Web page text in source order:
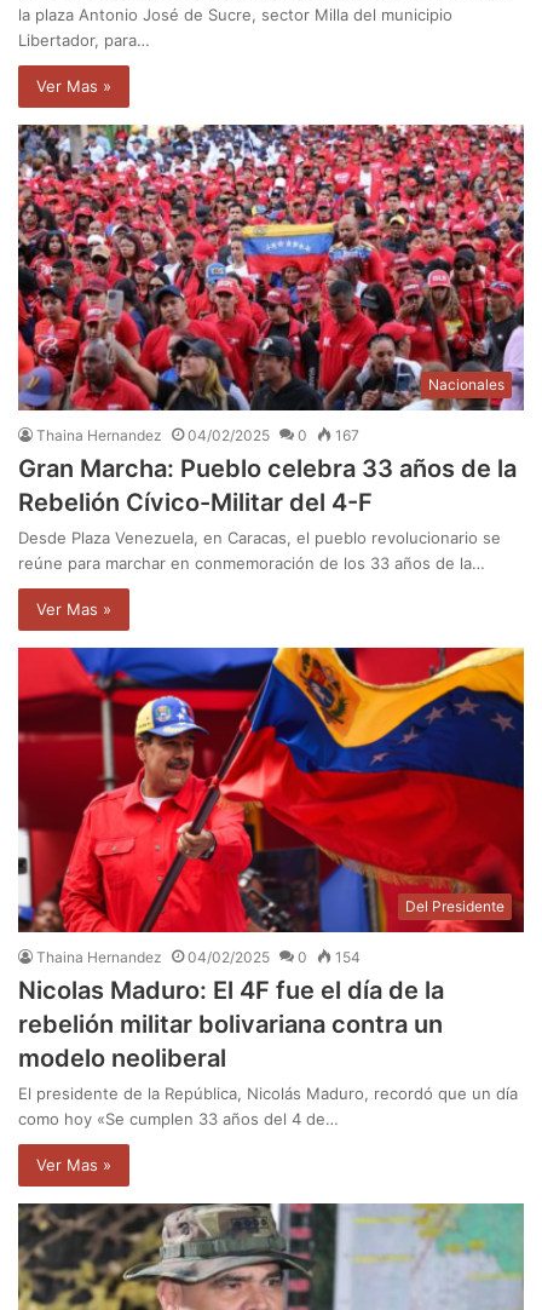
la plaza Antonio José de Sucre, sector Milla del municipio
Libertador, para…
Ver Mas »
Nacionales
Thaina Hernandez 04/02/2025 0 167
Gran Marcha: Pueblo celebra 33 años de la
Rebelión Cívico-Militar del 4-F
Desde Plaza Venezuela, en Caracas, el pueblo revolucionario se
reúne para marchar en conmemoración de los 33 años de la…
Ver Mas »
Del Presidente
Thaina Hernandez 04/02/2025 0 154
Nicolas Maduro: El 4F fue el día de la
rebelión militar bolivariana contra un
modelo neoliberal
El presidente de la República, Nicolás Maduro, recordó que un día
como hoy «Se cumplen 33 años del 4 de…
Ver Mas »